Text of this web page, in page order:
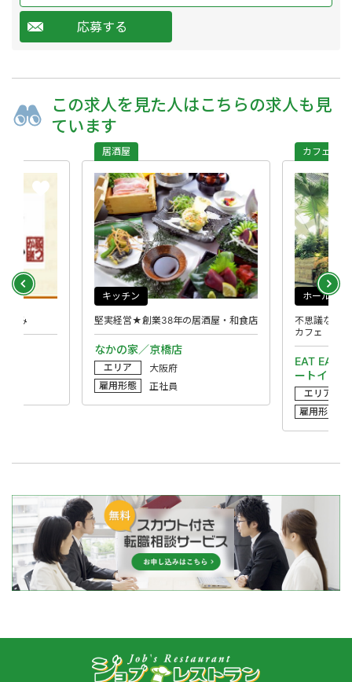
応募する
この求人を 見た人はこちらの求人も 見
ています
休み
なかの家／京橋店
堅実経営★創業38年の居酒屋・和食店
居酒屋
キッチン
エリア
大阪府
雇用形態
正社員
EAT EAT
ートイー
不思議な楽
カフェ
カフェ・喫
ホール
エリア
雇用形態